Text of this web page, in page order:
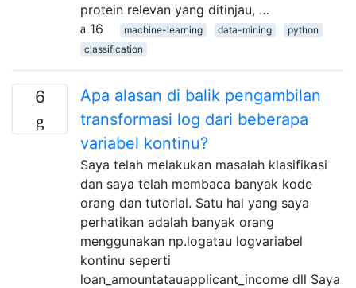
protein relevan yang ditinjau, …
16
machine-learning data-mining
python
classification
6
Apa alasan di balik pengambilan
transformasi log dari beberapa
variabel kontinu?
Saya telah melakukan masalah klasifikasi
dan saya telah membaca banyak kode
orang dan tutorial. Satu hal yang saya
perhatikan adalah banyak orang
menggunakan np.logatau logvariabel
kontinu seperti
loan_amountatauapplicant_income dll Saya